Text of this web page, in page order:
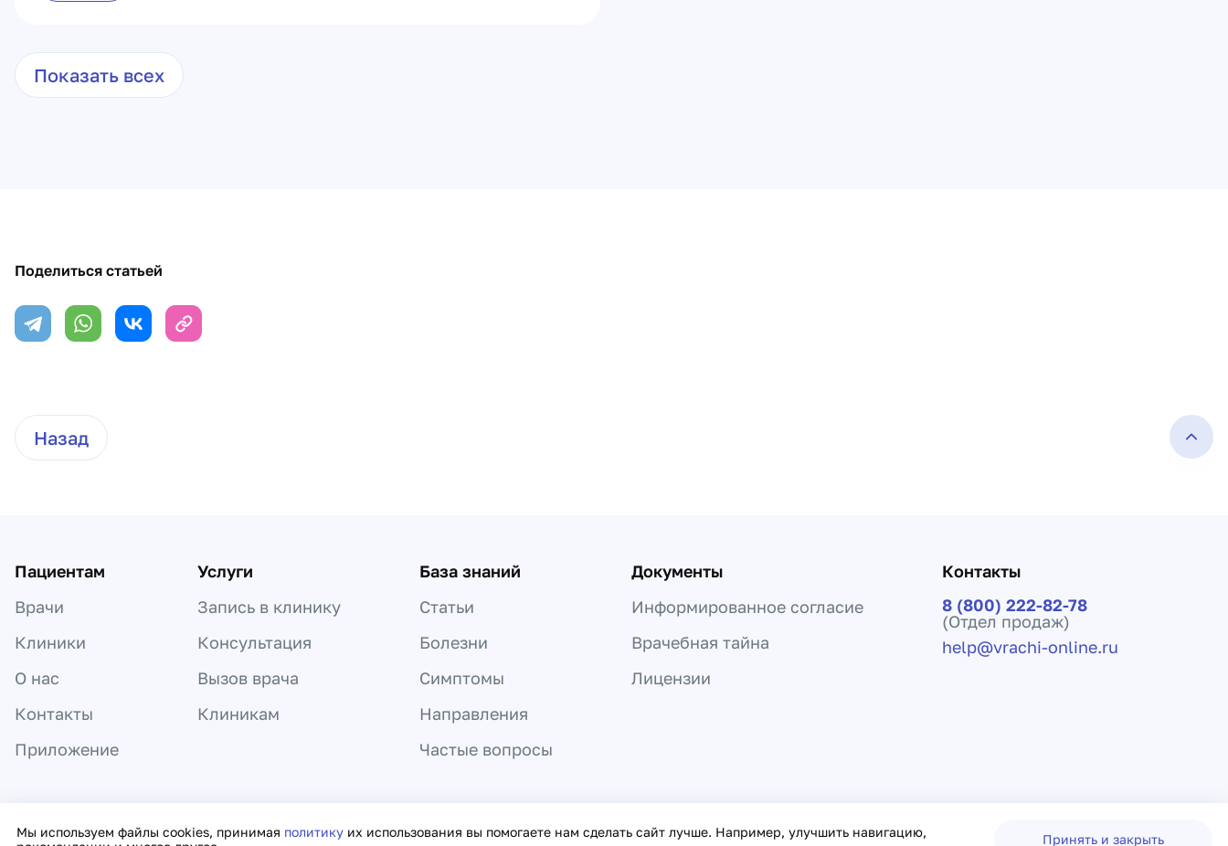
Показать всех
Поделиться статьей
Назад
Мы используем файлы cookies, принимая политику их использования вы помогаете нам сделать сайт лучше. Например, улучшить навигацию,
Принять и закрыть
Пациентам
Врачи
Клиники
О нас
Контакты
Приложение
Услуги
Запись в клинику
Консультация
Вызов врача
Клиникам
База знаний
Статьи
Болезни
Симптомы
Направления
Частые вопросы
Документы
Информированное согласие
Врачебная тайна
Лицензии
Контакты
8 (800) 222-82-78
(Отдел продаж)
help@vrachi-online.ru